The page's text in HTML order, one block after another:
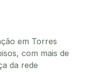
em Torres
com mais de
da rede